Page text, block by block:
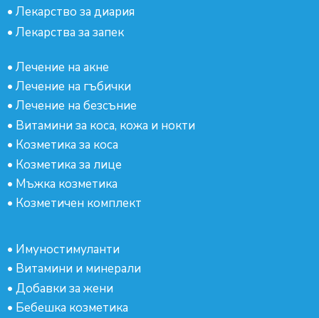
• Лекарство за диария
• Лекарства за запек
• Лечение на акне
• Лечение на гъбички
• Лечение на безсъние
• Витамини за коса, кожа и нокти
• Козметика за коса
• Козметика за лице
• Мъжка козметика
• Козметичен комплект
• Имуностимуланти
• Витамини и минерали
• Добавки за жени
• Бебешка козметика